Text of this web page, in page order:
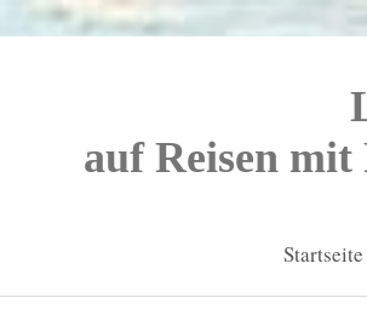
auf Reisen
Startseite